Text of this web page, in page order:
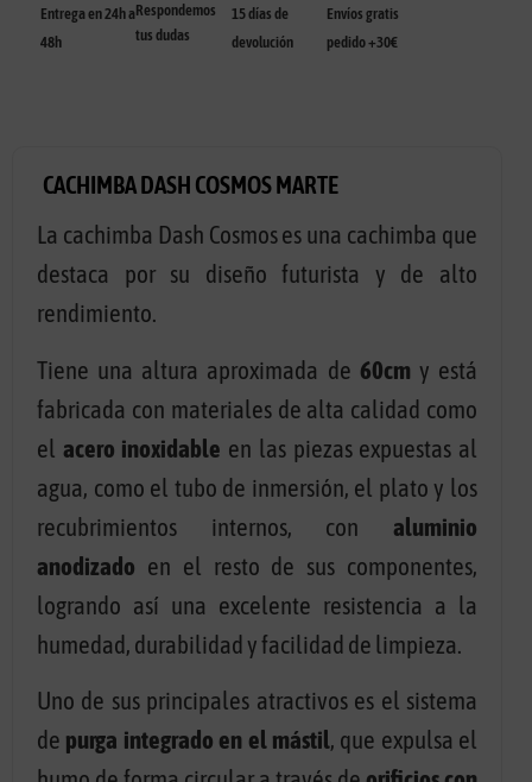
Entrega en 24h a
48h
Respondemos
tus dudas
15 días de
devolución
Envíos gratis
pedido +30€
CACHIMBA DASH COSMOS MARTE
La cachimba Dash Cosmos es una cachimba que
destaca por su diseño futurista y de alto
rendimiento.
Tiene una altura aproximada de 60cm y está
fabricada con materiales de alta calidad como
el acero inoxidable en las piezas expuestas al
agua, como el tubo de inmersión, el plato y los
recubrimientos internos, con aluminio
anodizado en el resto de sus componentes,
logrando así una excelente resistencia a la
humedad, durabilidad y facilidad de limpieza.
Uno de sus principales atractivos es el sistema
de purga integrado en el mástil, que expulsa el